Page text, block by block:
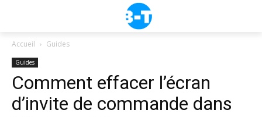
Accueil Guides
Guides
Comment effacer l’écran
d’invite de commande dans